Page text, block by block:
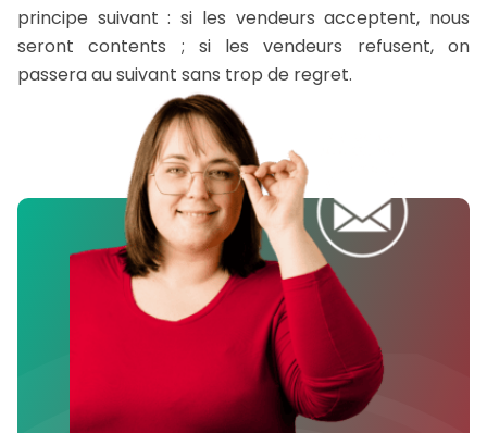
principe suivant : si les vendeurs acceptent, nous
seront contents ; si les vendeurs refusent, on
passera au suivant sans trop de regret.